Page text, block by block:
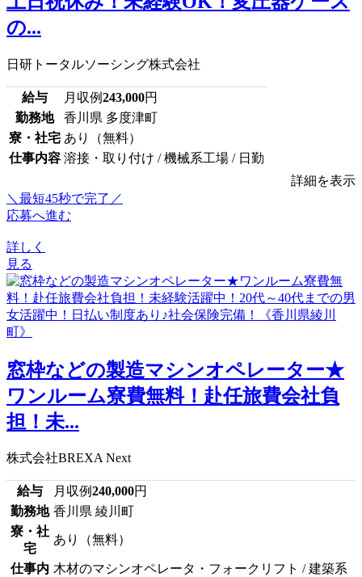
の...
日研トータルソーシング株式会社
給与 月収例243,000円
勤務地
香川県 多度津町
寮・社宅 あり（無料）
仕事内容 溶接・取り付け / 機械系工場 / 日勤
詳細を表示
＼最短45秒で完了／
応募へ進む
詳しく
見る
窓枠などの製造マシンオペレーター★
ワンルーム寮費無料！赴任旅費会社負
担！未...
株式会社BREXA Next
給与 月収例240,000円
勤務地 香川県 綾川町
寮・社
宅
あり（無料）
仕事内 木材のマシンオペレータ・フォークリフト / 建築系